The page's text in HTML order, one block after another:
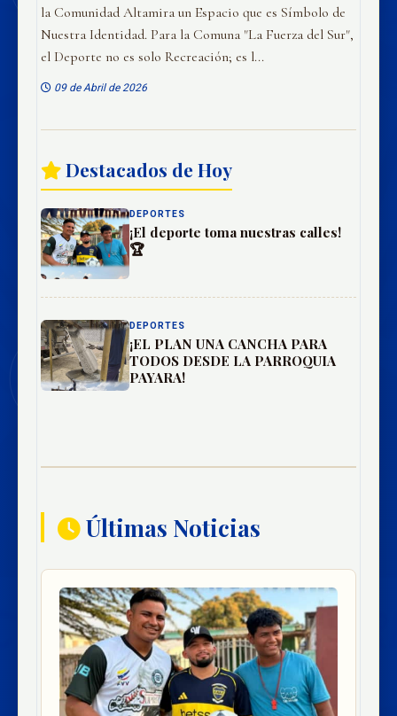
la Comunidad Altamira un Espacio que es Símbolo de
Nuestra Identidad. Para la Comuna "La Fuerza del Sur",
el Deporte no es solo Recreación; es l...
09 de Abril de 2026
Destacados de Hoy
DEPORTES
¡El deporte toma nuestras calles!
🏆
DEPORTES
¡EL PLAN UNA CANCHA PARA
TODOS DESDE LA PARROQUIA
PAYARA!
Últimas Noticias